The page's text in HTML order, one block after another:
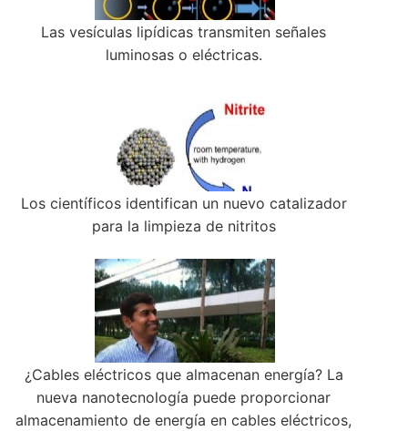
Las vesículas lipídicas transmiten señales
luminosas o eléctricas.
Los científicos identifican un nuevo catalizador
para la limpieza de nitritos
¿Cables eléctricos que almacenan energía? La
nueva nanotecnología puede proporcionar
almacenamiento de energía en cables eléctricos,